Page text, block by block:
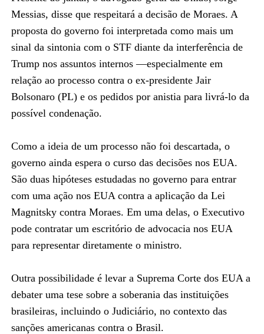
Messias, disse que respeitará a decisão de Moraes. A
proposta do governo foi interpretada como mais um
sinal da sintonia com o STF diante da interferência de
Trump nos assuntos internos —especialmente em
relação ao processo contra o ex-presidente Jair
Bolsonaro (PL) e os pedidos por anistia para livrá-lo da
possível condenação.
Como a ideia de um processo não foi descartada, o
governo ainda espera o curso das decisões nos EUA.
São duas hipóteses estudadas no governo para entrar
com uma ação nos EUA contra a aplicação da Lei
Magnitsky contra Moraes. Em uma delas, o Executivo
pode contratar um escritório de advocacia nos EUA
para representar diretamente o ministro.
Outra possibilidade é levar a Suprema Corte dos EUA a
debater uma tese sobre a soberania das instituições
brasileiras, incluindo o Judiciário, no contexto das
sanções americanas contra o Brasil.